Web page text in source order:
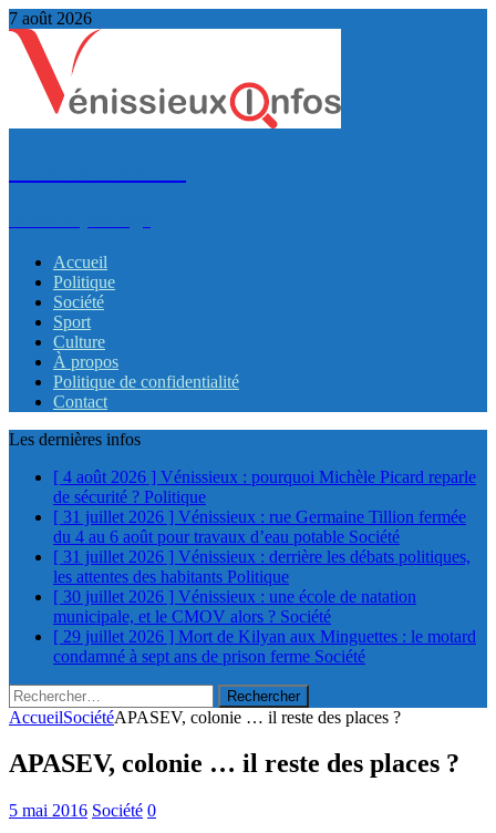
7 août 2026
Accueil
Politique
Société
Sport
Culture
À propos
Politique de confidentialité
Contact
Les dernières infos
[ 4 août 2026 ] Vénissieux : pourquoi Michèle Picard reparle
de sécurité ? Politique
[ 31 juillet 2026 ] Vénissieux : rue Germaine Tillion fermée
du 4 au 6 août pour travaux d’eau potable Société
[ 31 juillet 2026 ] Vénissieux : derrière les débats politiques,
les attentes des habitants Politique
[ 30 juillet 2026 ] Vénissieux : une école de natation
municipale, et le CMOV alors ? Société
[ 29 juillet 2026 ] Mort de Kilyan aux Minguettes : le motard
condamné à sept ans de prison ferme Société
Rechercher :
AccueilSociétéAPASEV, colonie … il reste des places ?
APASEV, colonie … il reste des places ?
5 mai 2016 Société 0